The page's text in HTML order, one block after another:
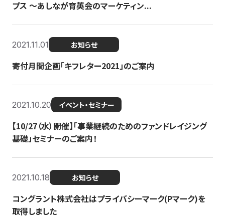
プス 〜あしなが育英会のマーケティン...
2021.11.01 お知らせ
寄付月間企画「キフレター2021」のご案内
2021.10.20 イベント・セミナー
【10/27（水）開催】「事業継続のためのファンドレイジング
基礎」セミナーのご案内！
2021.10.18 お知らせ
コングラント株式会社はプライバシーマーク(Pマーク)を
取得しました